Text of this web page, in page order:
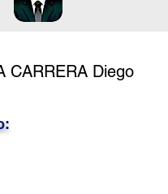
CARRERA Diego